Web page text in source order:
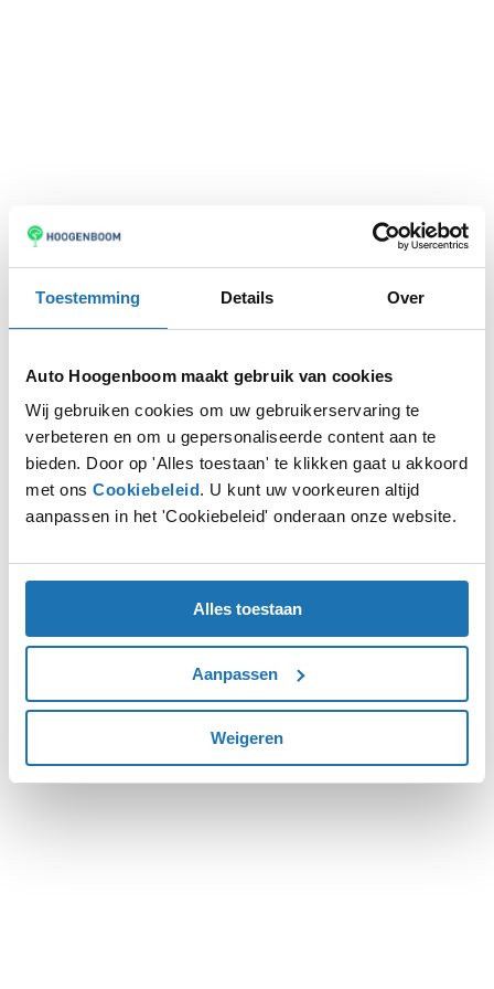
Toestemming Details Over
Auto Hoogenboom maakt gebruik van cookies
Wij gebruiken cookies om uw gebruikerservaring te
verbeteren en om u gepersonaliseerde content aan te
bieden. Door op 'Alles toestaan' te klikken gaat u akkoord
met ons Cookiebeleid. U kunt uw voorkeuren altijd
aanpassen in het 'Cookiebeleid' onderaan onze website.
Alles toestaan
Aanpassen
Weigeren
Application error: aclient-side exception has occurred while
loadingwww.autohoogenboom.nl (see the browser console
more information).